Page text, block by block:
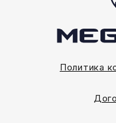
Политика